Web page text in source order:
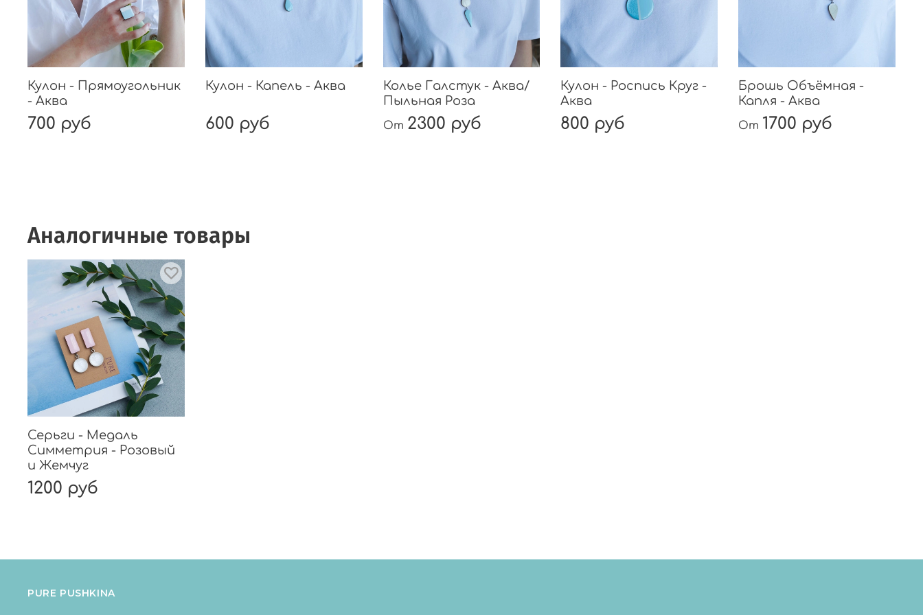
Кулон - Прямоугольник
- Аква
700 руб
Кулон - Капель - Аква
600 руб
Колье Галстук - Аква/
Пыльная Роза
От 2300 руб
Кулон - Роспись Круг -
Аква
800 руб
Брошь Объёмная -
Капля - Аква
От 1700 руб
Аналогичные товары
Серьги - Медаль
Симметрия - Розовый
и Жемчуг
1200 руб
PURE PUSHKINA